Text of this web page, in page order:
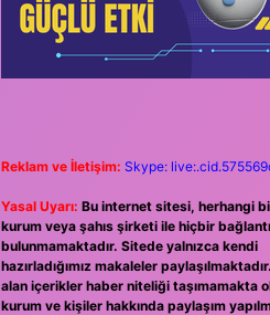
Reklam ve İletişim: Skype:
Yasal Uyarı: Bu internet sitesi, herhangi
kurum veya şahıs şirketi ile hiçbir
bulunmamaktadır. Sitede yalnızca kendi
hazırladığımız makaleler
alan içerikler haber niteliği taşımamakta
kurum ve kişiler hakkında paylaşım